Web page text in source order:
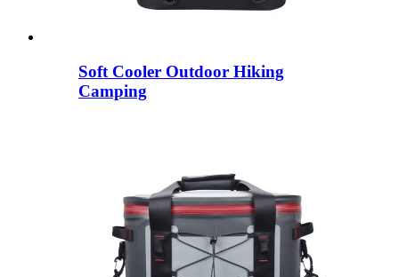
Soft Cooler Outdoor Hiking
Camping